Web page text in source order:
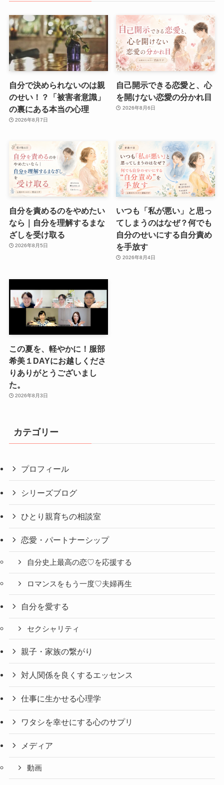
自分で決められないのは親
のせい！？「被害者意識」
の裏にある本当の心理
2026年8月7日
自己開示できる恋愛と、心
を開けない恋愛の分かれ目
2026年8月6日
自分を責めるのをやめたい
なら｜自分を理解するまな
ざしを受け取る
2026年8月5日
いつも「私が悪い」と思っ
てしまうのはなぜ？何でも
自分のせいにする自分責め
を手放す
2026年8月4日
この夏を、軽やかに！服部
希美１DAYにお越しくださ
りありがとうございまし
た。
2026年8月3日
カテゴリー
プロフィール
シリーズブログ
ひとり親育ちの相談室
恋愛・パートナーシップ
自分史上最高の恋♡を応援する
ロマンスをもう一度♡夫婦再生
自分を愛する
セクシャリティ
親子・家族の繋がり
対人関係を良くするエッセンス
仕事に生かせる心理学
ワタシを幸せにする心のサプリ
メディア
動画